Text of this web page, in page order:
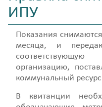
ИПУ
Показания
месяца, и
организацию,
коммунальный
В квитанции